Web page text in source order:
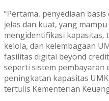
“Pertama, penyediaan
jelas dan kuat, yang
mengidentifikasi kapasitas,
kelola, dan kelembagaan
fasilitas digital beyond
seperti sistem pembayaran
peningkatan kapasitas
tertulis Kementerian